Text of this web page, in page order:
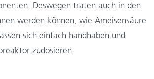
Deswegen traten auch in den
werden können, wie Ameisensäure
sich einfach handhaben und
zudosieren.